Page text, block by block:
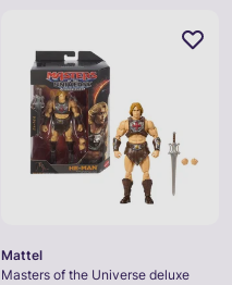
Mattel
Masters of the Universe deluxe